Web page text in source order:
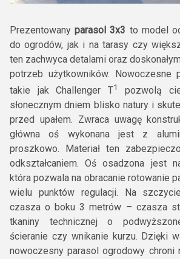
Prezentowanyparasol 3x3 to model
do ogrodów, jak i na tarasy czy
ten zachwyca detalami oraz
potrzeb użytkowników. Nowoczesne
takie jak Challenger T1
pozwolą
słonecznym dniem blisko natury i
przed upałem. Zwraca uwagę
główna oś wykonana jest z
proszkowo. Materiał ten
odkształcaniem. Oś osadzona jest
która pozwala na obracanie rotowanie
wielu punktów regulacji. Na
czasza o boku 3 metrów – czasza
tkaniny technicznej o
ścieranie czy wnikanie kurzu. Dzięki
nowoczesny parasol ogrodowy chroni